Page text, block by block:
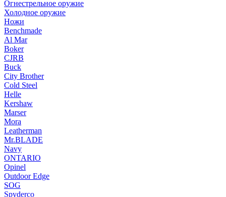
Огнестрельное оружие
Холодное оружие
Ножи
Benchmade
Al Mar
Boker
CJRB
Buck
City Brother
Cold Steel
Helle
Kershaw
Marser
Mora
Leatherman
Mr.BLADE
Navy
ONTARIO
Opinel
Outdoor Edge
SOG
Spyderco